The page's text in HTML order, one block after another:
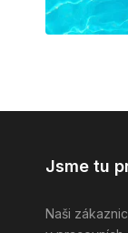
Jsme tu
Naši